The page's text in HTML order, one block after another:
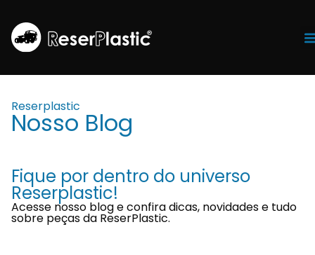
Reserplastic
Nosso Blog
Fique por dentro do universo
Reserplastic!
Acesse nosso blog e confira dicas, novidades e tudo
sobre peças da ReserPlastic.